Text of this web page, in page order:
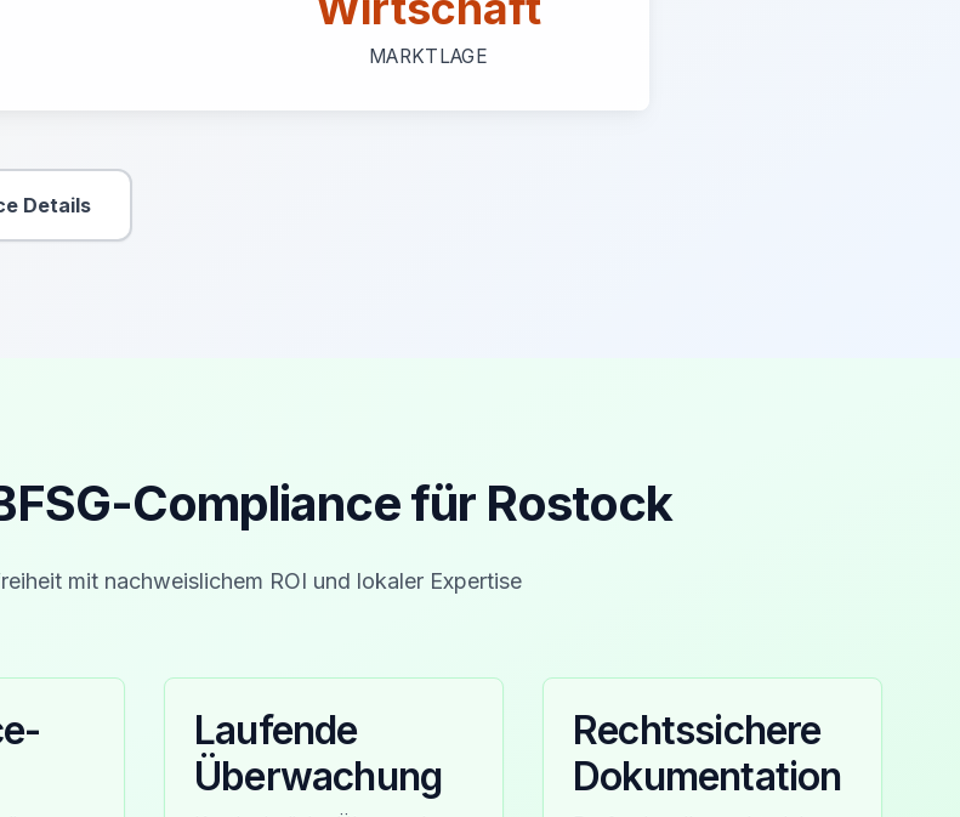
MARKTLAGE
Details
Aktion
Compliance für Rostock
mit nachweislichem ROI und lokaler Expertise
Laufende
Überwachung
Rechtssichere
Dokumentation